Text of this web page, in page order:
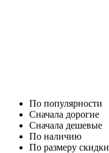
По популярности
Cначала дорогие
Cначала дешевые
По наличию
По размеру скидки